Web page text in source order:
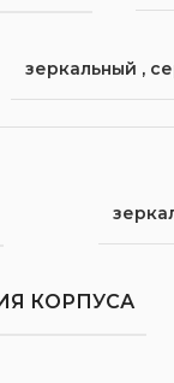
зеркальный ,
КОРПУСА